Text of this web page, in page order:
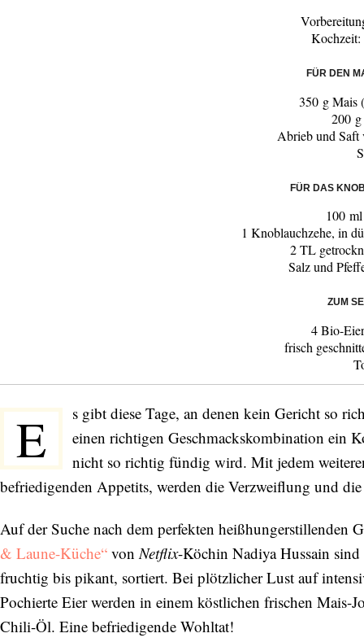
FÜR DEN
350 g Mais
200
Abrieb und
FÜR DAS
100
1 Knoblauchzehe, in
2 TL
Salz und
ZUM
4 Bio-
frisch
E
s gibt diese Tage, an denen kein Gericht so
einen richtigen Geschmackskombination ein
nicht so richtig fündig wird. Mit jedem
befriedigenden Appetits, werden die Verzweiflung und
Auf der Suche nach dem perfekten heißhungerstillenden
& Laune-Küche“ vonNetflix-Köchin Nadiya Hussain
fruchtig bis pikant, sortiert. Bei plötzlicher Lust auf
Pochierte Eier werden in einem köstlichen frischen
Chili-Öl. Eine befriedigende Wohltat!